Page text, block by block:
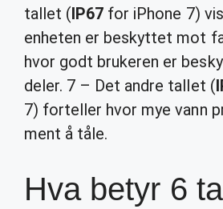
tallet (IP67 for iPhone 7)
enheten er beskyttet mot
hvor godt brukeren er
deler. 7 – Det andre tallet (
7) forteller hvor mye vann
ment å tåle.
Hva betyr 6